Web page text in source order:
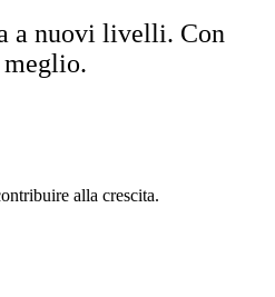
a nuovi livelli. Con
alla crescita.